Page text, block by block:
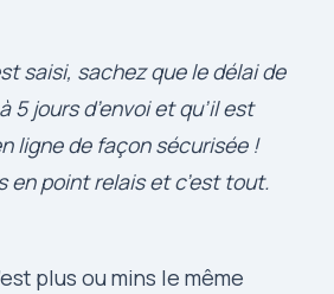
saisi, sachez que le délai de
5 jours d’envoi et qu’il est
ligne de façon sécurisée !
en point relais et c’est tout.
plus ou mins le même